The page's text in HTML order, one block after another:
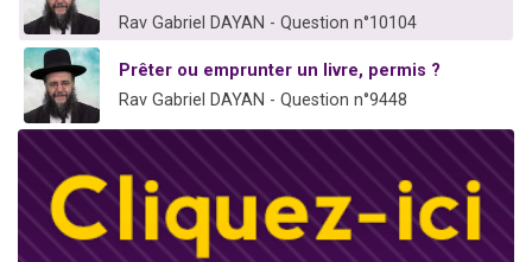
Rav Gabriel DAYAN - Question n°10104
Prêter ou emprunter un livre, permis ?
Rav Gabriel DAYAN - Question n°9448